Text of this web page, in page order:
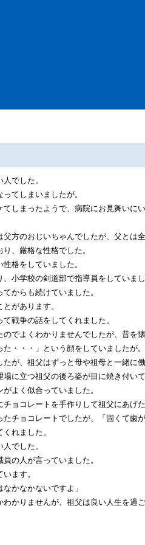
でした。
てしまいましたが。
しまったようで、病院にお見舞いに
方のおじいちゃんでしたが、父とは
、厳格な性格でした。
格をしていました。
小学校の剣道部で指導員をしていまし
からも続けていました。
があります。
戦争の話をしてくれました。
でよくわかりませんでしたが、昔を
・・・」という顔をしていましたが。
が、祖父はずっと母や祖母と一緒に働
に立つ祖父の後ろ姿が目に焼き付いて
よく似合っていました。
ョコレートを手作りして祖父にあげた
チョコレートでしたが、「固くて歯が
れました。
でした。
の人が言っていました。
ます。
かなかないですよ」
かりませんが、祖父は良い人生を過